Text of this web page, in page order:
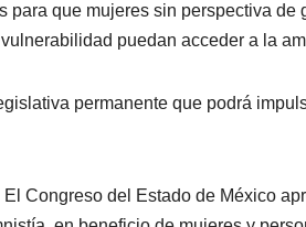
para que mujeres sin perspectiva de
puedan acceder a la
permanente que podrá
Congreso del Estado de México